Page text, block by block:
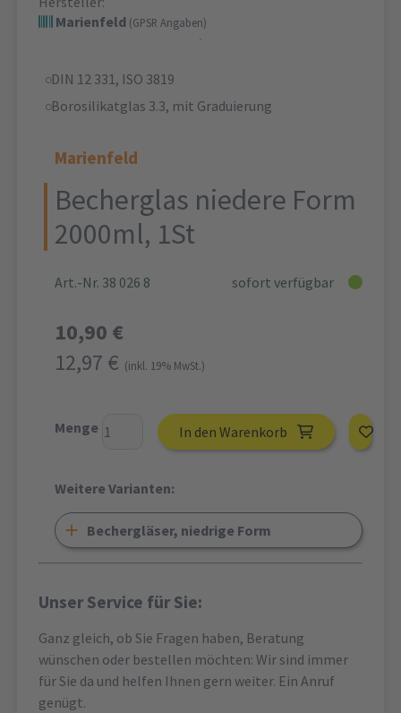
Marienfeld (GPSR Angaben)
DIN 12 331, ISO 3819
Borosilikatglas 3.3, mit Graduierung
Marienfeld
Becherglas niedere Form
2000ml, 1St
Art.-Nr. 38 026 8 sofort verfügbar
10,90 €
12,97 € (inkl. 19% MwSt.)
Menge In den Warenkorb
Weitere Varianten:
Bechergläser, niedrige Form
Unser Service für Sie:
Ganz gleich, ob Sie Fragen haben, Beratung
wünschen oder bestellen möchten: Wir sind immer
für Sie da und helfen Ihnen gern weiter. Ein Anruf
genügt.